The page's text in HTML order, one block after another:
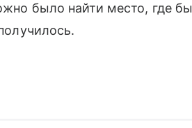
было найти место, где бы